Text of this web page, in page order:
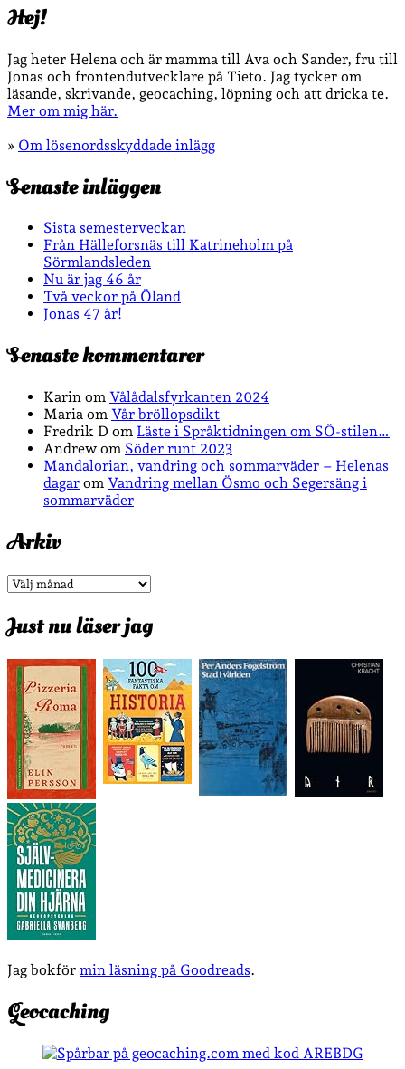
Hej!
Jag heter Helena och är mamma till Ava och Sander, fru till
Jonas och frontendutvecklare på Tieto. Jag tycker om
läsande, skrivande, geocaching, löpning och att dricka te.
Mer om mig här.
» Om lösenordsskyddade inlägg
Senaste inläggen
Sista semesterveckan
Från Hälleforsnäs till Katrineholm på
Sörmlandsleden
Nu är jag 46 år
Två veckor på Öland
Jonas 47 år!
Senaste kommentarer
Karin om Vålådalsfyrkanten 2024
Maria om Vår bröllopsdikt
Fredrik D om Läste i Språktidningen om SÖ-stilen…
Andrew om Söder runt 2023
Mandalorian, vandring och sommarväder – Helenas
dagar om Vandring mellan Ösmo och Segersäng i
sommarväder
Arkiv
Arkiv
Just nu läser jag
Jag bokför min läsning på Goodreads.
Geocaching